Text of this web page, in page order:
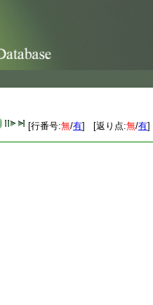
[行番号:無/有] [返り点:無/有]